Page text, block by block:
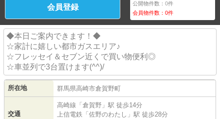
会員登録 公開物件数：0件
会員物件数：0件
◆本日ご案内できます！◆
☆家計に嬉しい都市ガスエリア♪
☆フレッセイ＆セブン近くで買い物便利◎
☆車並列で3台置けます(^^)/
所在地 群馬県高崎市倉賀野町
交通
高崎線 「 倉賀野 」駅 徒歩14分
上信電鉄 「 佐野のわたし 」駅 徒歩28分